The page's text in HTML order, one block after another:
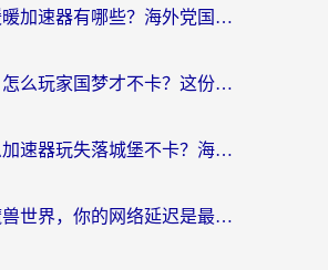
国外奇迹暖暖加速器有哪些？海外党国服游戏畅玩终极指南（附亲测推荐）
在意大利，怎么玩家国梦才不卡？这份终极加速指南请收好
美国用什么加速器玩失落城堡不卡？海外党亲测有效的国服游戏加速指南
在外国玩魔兽世界，你的网络延迟是最大的敌人